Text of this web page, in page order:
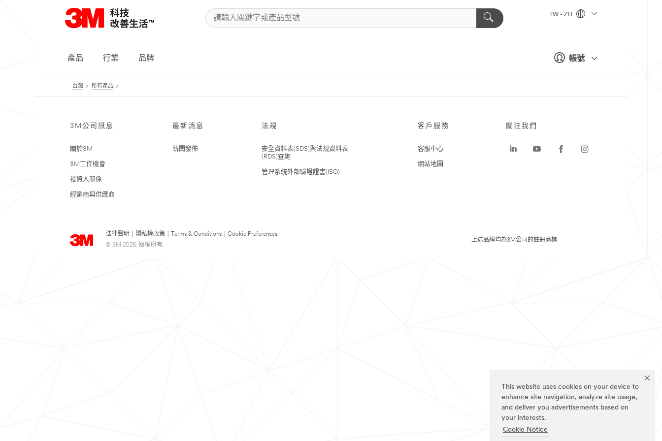
This website uses cookies on your device to
enhance site navigation, analyze site usage,
and deliver you advertisements based on
your interests.
Cookie Notice
帳號
TW - ZH
產品 行業 品牌
台灣 所有產品
3M公司訊息
關於3M
3M工作機會
投資人關係
經銷商與供應商
最新消息
新聞發佈
法規
安全資料表(SDS)與法規資料表
(RDS)查詢
管理系統外部驗證證書(ISO)
客戶服務
客服中心
網站地圖
法律聲明 隱私權政策 Terms & Conditions
Cookie Preferences
© 3M 2026. 版權所有.
關注我們
上述品牌均為3M公司的註冊商標